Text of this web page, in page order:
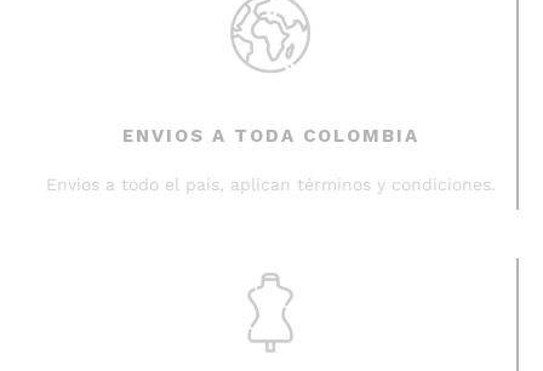
ENVIOS A TODA COLOMBIA
Envios a todo el país, aplican términos y condiciones.